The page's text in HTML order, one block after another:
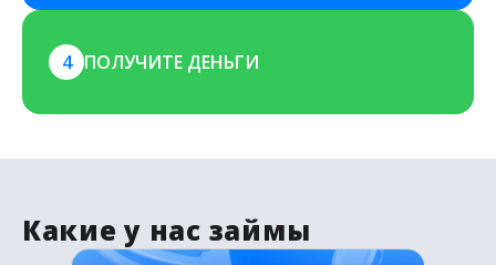
4 ПОЛУЧИТЕ ДЕНЬГИ
Какие у нас займы